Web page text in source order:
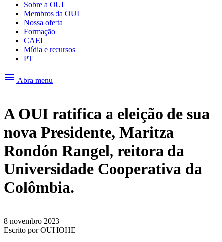
Sobre a OUI
Membros da OUI
Nossa oferta
Formação
CAEI
Mídia e recursos
PT
menu Abra menu
A OUI ratifica a eleição de sua
nova Presidente, Maritza
Rondón Rangel, reitora da
Universidade Cooperativa da
Colômbia.
8 novembro 2023
Escrito porOUI IOHE